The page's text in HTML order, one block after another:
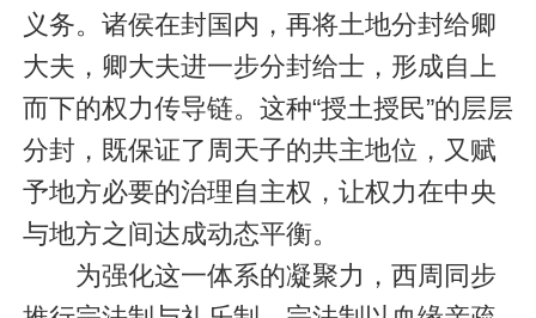
义务。诸侯在封国内，再将土地分封给卿
大夫，卿大夫进一步分封给士，形成自上
而下的权力传导链。这种“授土授民”的层层
分封，既保证了周天子的共主地位，又赋
予地方必要的治理自主权，让权力在中央
与地方之间达成动态平衡。
为强化这一体系的凝聚力，西周同步